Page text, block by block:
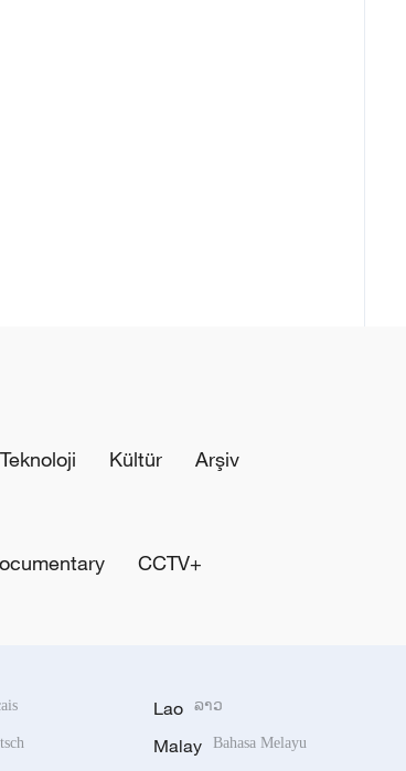
Teknoloji Kültür Arşiv
CCTV+
Lao ລາວ
Malay Bahasa Melayu